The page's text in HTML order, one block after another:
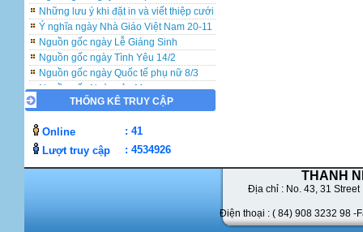
Những lưu ý khi đặt in và viết thiệp cưới
Ý nghĩa ngày Nhà Giáo Việt Nam 20-11
Nguồn gốc ngày Lễ Giáng Sinh
Nguồn gốc ngày Tình Yêu 14/2
Nguồn gốc ngày Quốc tế phụ nữ 8/3
Nguồn gốc Ngày của Mẹ
THỐNG KÊ TRUY CẬP
Online
: 41
Lượt truy cập
: 4534926
THANH
Địa chỉ : No. 43, 31 Street
Điện thoại : ( 84) 908 3232 98 -